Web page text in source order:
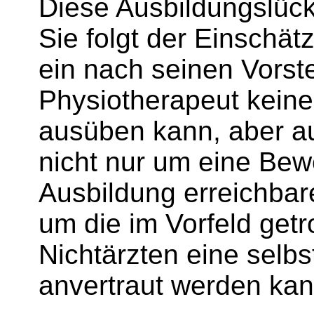
Diese
Sie folgt der
ein nach seinen
Physiotherapeut
ausüben kann, aber
nicht nur um eine
Ausbildung
um die im Vorfeld
Nichtärzten eine
anvertraut werden